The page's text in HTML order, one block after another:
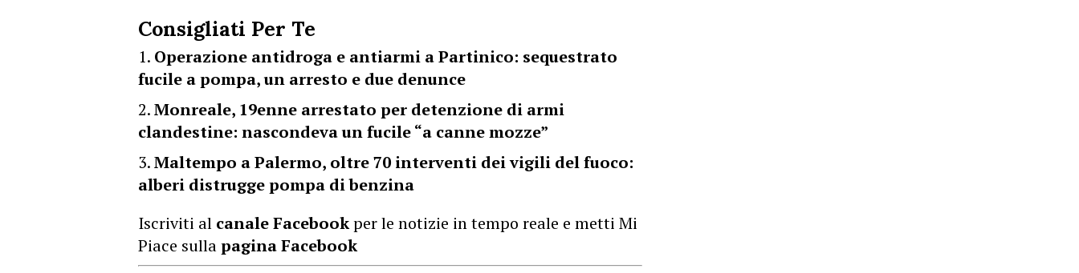
Consigliati Per Te
Operazione antidroga e antiarmi a Partinico: sequestrato
fucile a pompa, un arresto e due denunce
Monreale, 19enne arrestato per detenzione di armi
clandestine: nascondeva un fucile “a canne mozze”
Maltempo a Palermo, oltre 70 interventi dei vigili del fuoco:
alberi distrugge pompa di benzina
Iscriviti al canale Facebookper le notizie in tempo reale e metti Mi
Piace sullapagina Facebook